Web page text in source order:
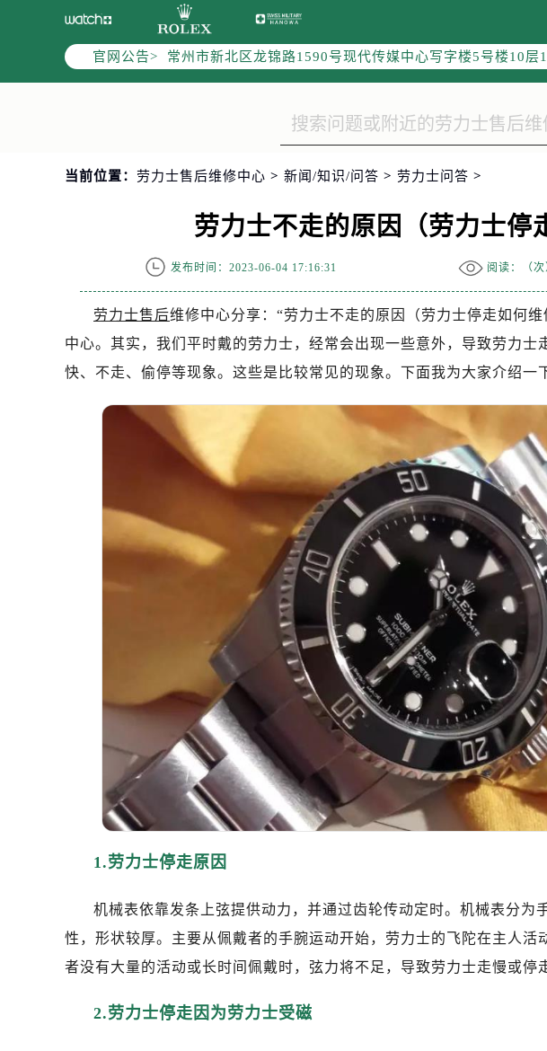
官网公告>
上海市黄浦区南京东路299号宏伊国际广场写字楼8层806室
南京市秦淮区中山南路1号（新街口）南京中心写字楼22层
常州市新北区龙锦路1590号现代传媒中心写字楼5号楼10层
徐州市鼓楼区淮海东路29号苏宁广场IFC国际金融中心写字
盐城市盐都区世纪大道5号盐城金融城写字楼1号楼16层
宁波市江北区大闸南路500号来福士广场办公楼20层2009室
金华市金东区东市南街777号金华万达广场写字楼4号楼22
绍兴市越城区胜利东路379号世茂天际中心写字楼8层805室
南昌市红谷滩新区红谷中大道998号绿地双子塔（中央广场
济南市历下区经十路11111号华润中心写字楼（万象城）15
广州市越秀区环市东路371-375号世界贸易中心大厦南塔写
深圳市罗湖区深南东路5001号华润大厦写字楼17层1701室
惠州市惠城区江北文昌一路7号华贸大厦写字楼1座30层05室
厦门市思明区湖滨东路95号华润大厦写字楼B座11层1104室
福州市鼓楼区五四路128-1号恒力城写字楼15层03室（需提
成都市锦江区人民东路6号SAC东原中心写字楼24层2406B
重庆市江北区观音桥步行街2号融恒时代广场写字楼9层902
长沙市芙蓉区定王台街道建湘路393号世茂环球金融中心写
郑州市二七区铭功路10号华润大厦写字楼29层2905室（需提
太原市迎泽区解放路15号亨得利名表服务中心（品牌授权店
沈阳市沈河区中街路137号亨得利名表服务中心（品牌授权
沈阳市沈河区中街路83号亨得利名表服务中心（品牌授权店
乌鲁木齐市天山区红山路26号时代广场（CCMALL）C座
温州市鹿城区锦绣路1067号置信广场10层1015室（需提前
哈尔滨市道里区友谊西路600号富力中心T2座写字楼29层03
大连市中山区人民路15号国际金融大厦7层G室（需提前预约
佛山市禅城区季华五路57号万科金融中心C座12层1205室（
东莞市东城街道鸿福东路1号民盈国贸中心T1写字楼9层907
无锡市梁溪区人民中路139号恒隆广场写字楼1座11层1104
南通市崇川区工农路57号圆融广场写字楼16层1603室（需提
武汉市江汉区解放大道686号世界贸易大厦38层09室（需提
南宁市青秀区金湖路59号地王大厦12楼1224室（需提前预
合肥市蜀山区潜山路111号万象城华润大厦B座12楼03室（需
青岛市南区山东路6号华润大厦B座22层04室（需提前预约）
当前位置： 劳力士售后维修中心 > 新闻/知识/问答 > 劳力士问答 >
劳力士不走的原因（劳力士停
发布时间：2023-06-04 17:16:31 阅读：（次
劳力士售后维修中心分享：“劳力士不走的原因（劳力士停走如何
中心。其实，我们平时戴的劳力士，经常会出现一些意外，导致劳力士
快、不走、偷停等现象。这些是比较常见的现象。下面我为大家介绍一
1.劳力士停走原因
机械表依靠发条上弦提供动力，并通过齿轮传动定时。机械表分为
性，形状较厚。主要从佩戴者的手腕运动开始，劳力士的飞陀在主人活
者没有大量的活动或长时间佩戴时，弦力将不足，导致劳力士走慢或停
2.劳力士停走因为劳力士受磁